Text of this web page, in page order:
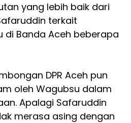
yang lebih baik dari
terkait
di Banda Aceh beberapa
DPR Aceh pun
oleh Wagubsu dalam
Apalagi Safaruddin
merasa asing dengan